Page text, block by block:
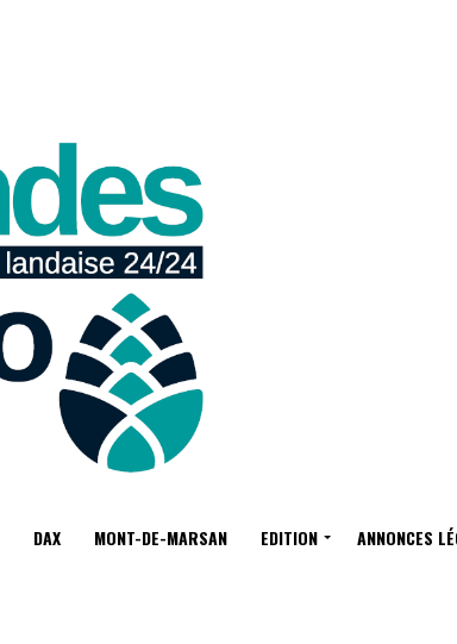
DAX MONT-DE-MARSAN EDITION ANNONCES